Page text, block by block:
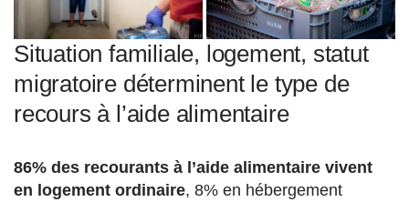
Situation familiale, logement, statut
migratoire déterminent le type de
recours à l’aide alimentaire
86% des recourants à l’aide alimentaire vivent
en logement ordinaire, 8% en hébergement